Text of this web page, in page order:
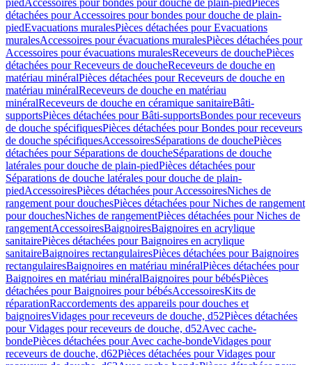
piedAccessoires pour bondes pour douche de plain-piedPièces
détachées pour Accessoires pour bondes pour douche de plain-
piedEvacuations muralesPièces détachées pour Evacuations
muralesAccessoires pour évacuations muralesPièces détachées pour
Accessoires pour évacuations muralesReceveurs de douchePièces
détachées pour Receveurs de doucheReceveurs de douche en
matériau minéralPièces détachées pour Receveurs de douche en
matériau minéralReceveurs de douche en matériau
minéralReceveurs de douche en céramique sanitaireBâti-
supportsPièces détachées pour Bâti-supportsBondes pour receveurs
de douche spécifiquesPièces détachées pour Bondes pour receveurs
de douche spécifiquesAccessoiresSéparations de douchePièces
détachées pour Séparations de doucheSéparations de douche
latérales pour douche de plain-piedPièces détachées pour
Séparations de douche latérales pour douche de plain-
piedAccessoiresPièces détachées pour AccessoiresNiches de
rangement pour douchesPièces détachées pour Niches de rangement
pour douchesNiches de rangementPièces détachées pour Niches de
rangementAccessoiresBaignoiresBaignoires en acrylique
sanitairePièces détachées pour Baignoires en acrylique
sanitaireBaignoires rectangulairesPièces détachées pour Baignoires
rectangulairesBaignoires en matériau minéralPièces détachées pour
Baignoires en matériau minéralBaignoires pour bébésPièces
détachées pour Baignoires pour bébésAccessoiresKits de
réparationRaccordements des appareils pour douches et
baignoiresVidages pour receveurs de douche, d52Pièces détachées
pour Vidages pour receveurs de douche, d52Avec cache-
bondePièces détachées pour Avec cache-bondeVidages pour
receveurs de douche, d62Pièces détachées pour Vidages pour